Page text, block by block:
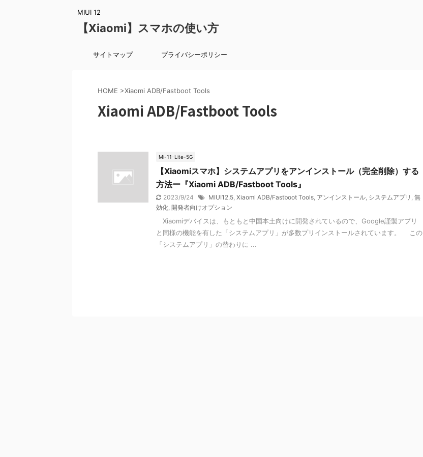
MIUI 12
【Xiaomi】スマホの使い方
サイトマップ プライバシーポリシー
HOME >Xiaomi ADB/Fastboot Tools
Xiaomi ADB/Fastboot Tools
Mi-11-Lite-5G
【Xiaomiスマホ】システムアプリをアンインストール（完全削除）する
方法ー『Xiaomi ADB/Fastboot Tools』
2023/9/24 MIUI12.5, Xiaomi ADB/Fastboot Tools, アンインストール, システムアプリ , 無
効化, 開発者向けオプション
Xiaomiデバイスは、もともと中国本土向けに開発されているので、Google謹製アプリ
と同様の機能を有した「システムアプリ」が多数プリインストールされています。 この
「システムアプリ」の替わりに ...